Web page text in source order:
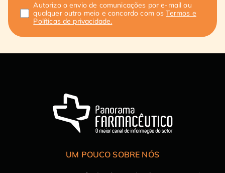
Autorizo o envio de comunicações por e-mail ou
qualquer outro meio e concordo com osTermos e
Políticas de privacidade.
UM POUCO SOBRE NÓS